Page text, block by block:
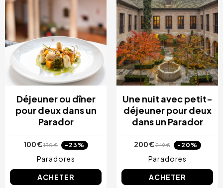
Déjeuner ou dîner
pour deux dans un
Parador
100 €130 € -23%
Paradores
ACHETER
Une nuit avec petit-
déjeuner pour deux
dans un Parador
200 €249 € -20%
Paradores
ACHETER